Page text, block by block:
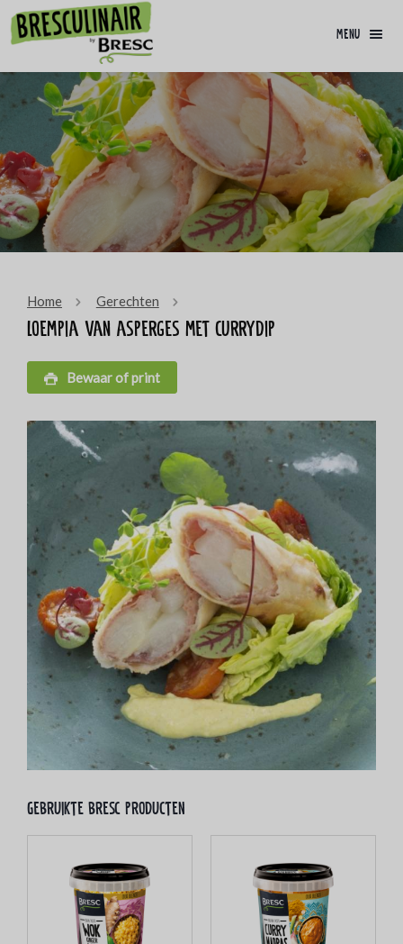
menu
Home Gerechten
Loempia van asperges met currydip
Bewaar of print
Gebruikte bresc producten